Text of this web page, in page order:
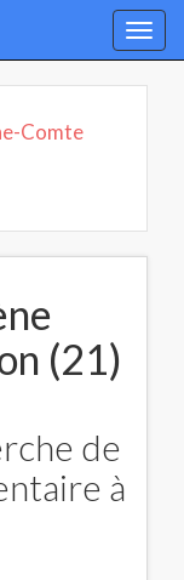
Comte
(21)
de
à